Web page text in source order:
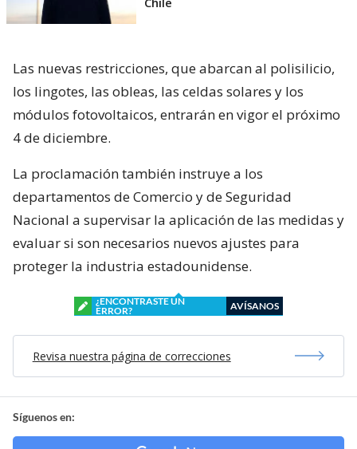
Las nuevas restricciones, que abarcan al polisilicio,
los lingotes, las obleas, las celdas solares y los
módulos fotovoltaicos, entrarán en vigor el próximo
4 de diciembre.
La proclamación también instruye a los
departamentos de Comercio y de Seguridad
Nacional a supervisar la aplicación de las medidas y
evaluar si son necesarios nuevos ajustes para
proteger la industria estadounidense.
¿ENCONTRASTE UN
ERROR?
AVÍSANOS
Revisa nuestra página de correcciones
Síguenos en: